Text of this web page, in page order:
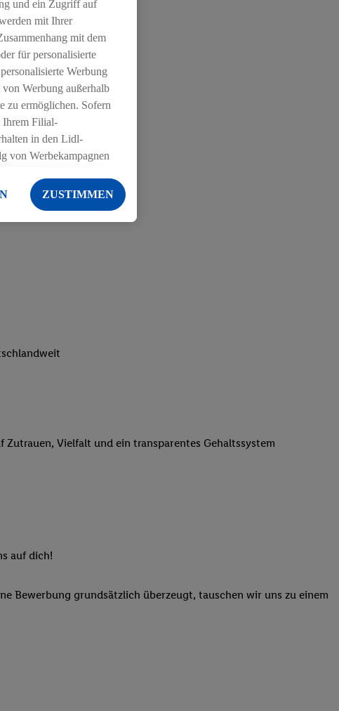
Vielfalt und ein transparentes Gehaltssystem
auf dich!
Bewerbung grundsätzlich überzeugt, tauschen wir uns zu einem
und ein Zugriff auf
mit Ihrer
mit dem
für personalisierte
Werbung
Werbung außerhalb
zu ermöglichen. Sofern
Ihrem Filial-
in den Lidl-
von Werbekampagnen
anderen Diensten
der Lidl-Dienste,
oder Geschlecht -
von Zielgruppen
Verarbeitungen auch
sich in Ihr
um daraus eine
, die Utiq-
für Utiq erstellt. Wir
unten erläuterten
für digitales
Informationen
und zu Ihrem Recht,
ZUSTIMMEN